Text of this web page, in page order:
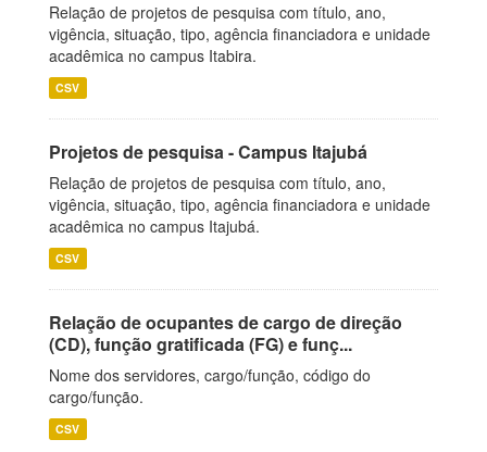
Relação de projetos de pesquisa com título, ano,
vigência, situação, tipo, agência financiadora e unidade
acadêmica no campus Itabira.
CSV
Projetos de pesquisa - Campus Itajubá
Relação de projetos de pesquisa com título, ano,
vigência, situação, tipo, agência financiadora e unidade
acadêmica no campus Itajubá.
CSV
Relação de ocupantes de cargo de direção
(CD), função gratificada (FG) e funç...
Nome dos servidores, cargo/função, código do
cargo/função.
CSV